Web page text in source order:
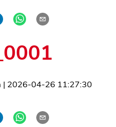
| 2026-04-26 11:27:30